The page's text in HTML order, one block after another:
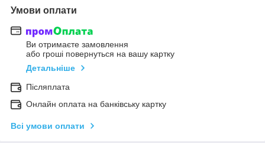
Умови оплати
Ви отримаєте замовлення
або гроші повернуться на вашу картку
Детальніше
Післяплата
Онлайн оплата на банківську картку
Всі умови оплати